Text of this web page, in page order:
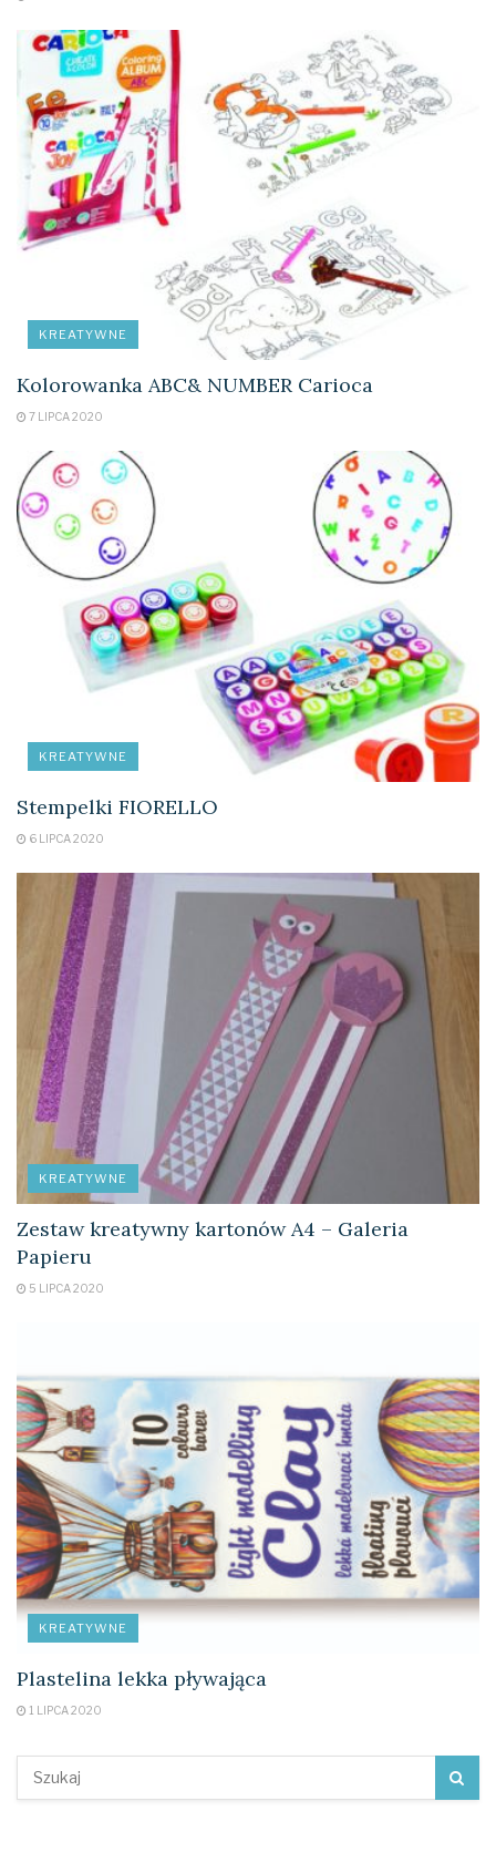
KREATYWNE
Kolorowanka ABC& NUMBER Carioca
7 LIPCA 2020
KREATYWNE
Stempelki FIORELLO
6 LIPCA 2020
KREATYWNE
Zestaw kreatywny kartonów A4 – Galeria
Papieru
5 LIPCA 2020
KREATYWNE
Plastelina lekka pływająca
1 LIPCA 2020